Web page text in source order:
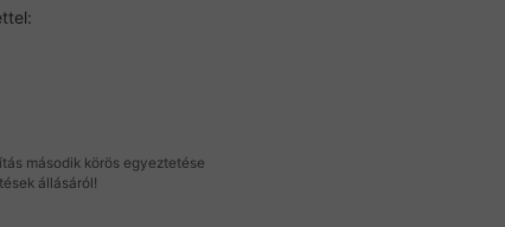
második körös egyeztetése
állásáról!